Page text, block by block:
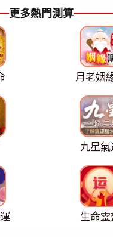
更多熱門測算
月老姻
九星氣
生命靈